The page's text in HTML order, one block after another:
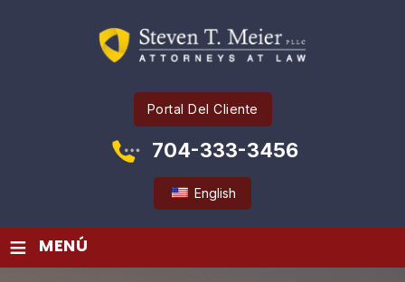
Portal Del Cliente
704-333-3456
English
≡ MENÚ